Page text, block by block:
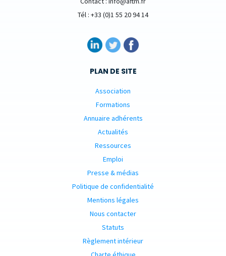
Tél : +33 (0)1 55 20 94 14
PLAN DE SITE
Association
Formations
Annuaire adhérents
Actualités
Ressources
Emploi
Presse & médias
Politique de confidentialité
Mentions légales
Nous contacter
Statuts
Règlement intérieur